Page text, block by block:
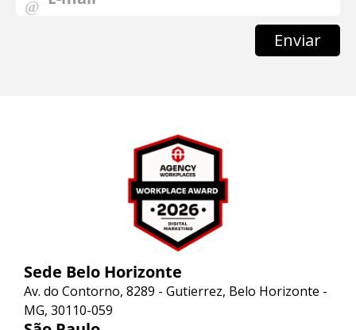
Enviar
Sede Belo Horizonte
Av. do Contorno, 8289 - Gutierrez, Belo Horizonte -
MG, 30110-059